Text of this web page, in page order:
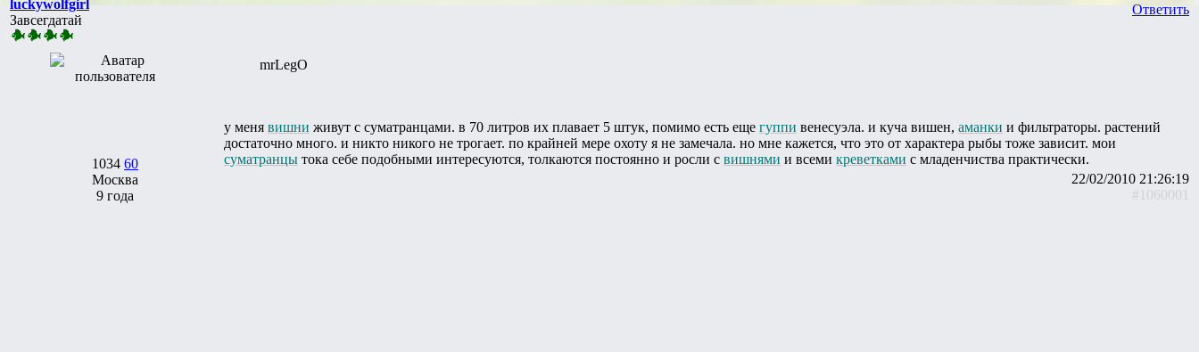
luckywolfgirl
Завсегдатай
1034 60
Москва
9 года
Ответить
mrLegO
у меня вишни живут с суматранцами. в 70 литров их плавает 5 штук, помимо есть еще гуппи венесуэла. и куча вишен, аманки и фильтраторы. растений
достаточно много. и никто никого не трогает. по крайней мере охоту я не замечала. но мне кажется, что это от характера рыбы тоже зависит. мои
суматранцы тока себе подобными интересуются, толкаются постоянно и росли с вишнями и всеми креветками с младенчиства практически.
22/02/2010 21:26:19
#1060001